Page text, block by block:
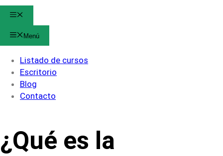
Menú
Listado de cursos
Escritorio
Blog
Contacto
¿Qué es la